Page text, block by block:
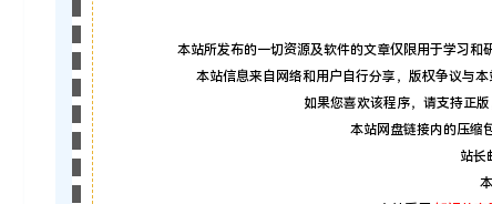
本站所发布的一切资源及软件的文章仅限用于学习和
本站信息来自网络和用户自行分享，版权争议与
如果您喜欢该程序，请支持正
本站网盘链接内的压缩
站长